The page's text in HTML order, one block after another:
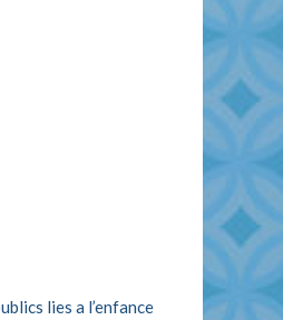
lies a l’enfance